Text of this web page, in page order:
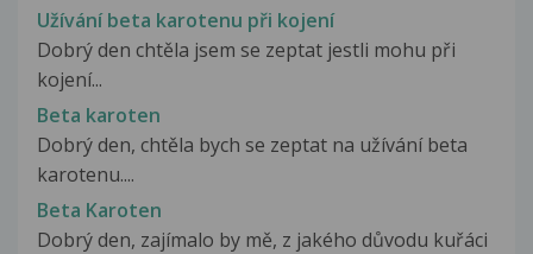
Užívání beta karotenu při kojení
Dobrý den chtěla jsem se zeptat jestli mohu při
kojení...
Beta karoten
Dobrý den, chtěla bych se zeptat na užívání beta
karotenu....
Beta Karoten
Dobrý den, zajímalo by mě, z jakého důvodu kuřáci